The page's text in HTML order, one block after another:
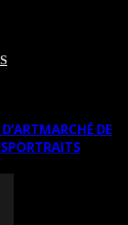
MARCHÉ DE
PORTRAITS